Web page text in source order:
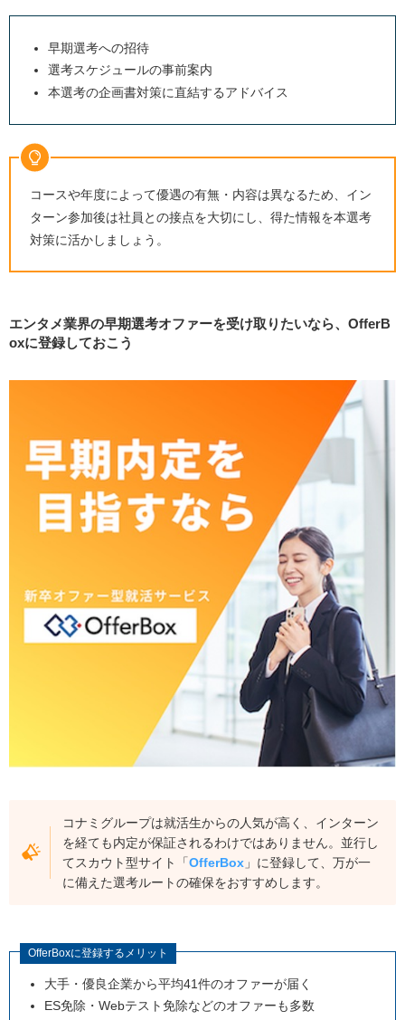
早期選考への招待
選考スケジュールの事前案内
本選考の企画書対策に直結するアドバイス
コースや年度によって優遇の有無・内容は異なるため、イン
ターン参加後は社員との接点を大切にし、得た情報を本選考
対策に活かしましょう。
エンタメ業界の早期選考オファーを受け取りたいなら、OfferB
oxに登録しておこう
コナミグループは就活生からの人気が高く、インターン
を経ても内定が保証されるわけではありません。並行し
てスカウト型サイト「OfferBox 」に登録して、万が一
に備えた選考ルートの確保をおすすめします。
OfferBoxに登録するメリット
大手・優良企業から平均41件のオファーが届く
ES免除・Webテスト免除などのオファーも多数